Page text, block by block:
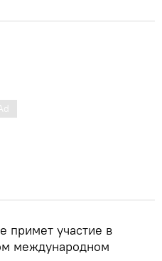
примет участие в
международном